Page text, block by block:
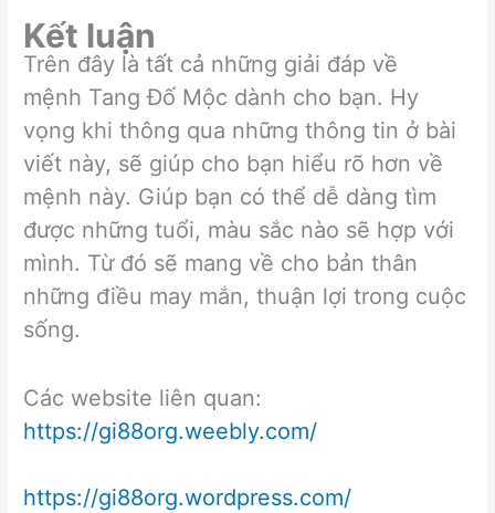
Kết luận
Trên đây là tất cả những giải đáp về
mệnh Tang Đố Mộc dành cho bạn. Hy
vọng khi thông qua những thông tin ở bài
viết này, sẽ giúp cho bạn hiểu rõ hơn về
mệnh này. Giúp bạn có thể dễ dàng tìm
được những tuổi, màu sắc nào sẽ hợp với
mình. Từ đó sẽ mang về cho bản thân
những điều may mắn, thuận lợi trong cuộc
sống.
Các website liên quan:
https://gi88org.weebly.com/
https://gi88org.wordpress.com/